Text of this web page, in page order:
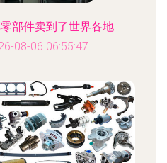
部件卖到了世界各地
08-06 06:55:47